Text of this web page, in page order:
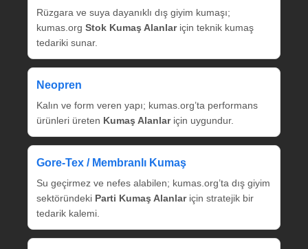
Rüzgara ve suya dayanıklı dış giyim kumaşı;
kumas.org Stok Kumaş Alanlariçin teknik kumaş
tedariki sunar.
Neopren
Kalın ve form veren yapı; kumas.org’ta performans
ürünleri üreten Kumaş Alanlariçin uygundur.
Gore‑Tex / Membranlı Kumaş
Su geçirmez ve nefes alabilen; kumas.org’ta dış giyim
sektöründeki Parti Kumaş Alanlariçin stratejik bir
tedarik kalemi.